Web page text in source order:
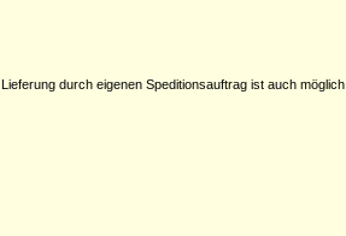
durch eigenen Speditionsauftrag ist auch möglich